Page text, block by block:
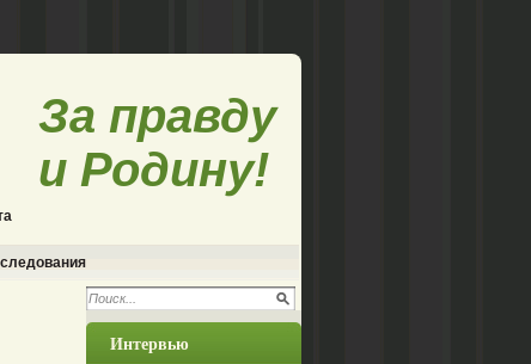
За правду
и Родину!
Интервью